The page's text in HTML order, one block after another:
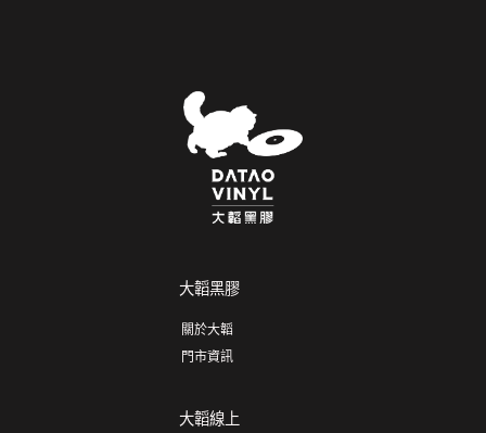
大韜黑膠
關於大韜
門市資訊
大韜線上